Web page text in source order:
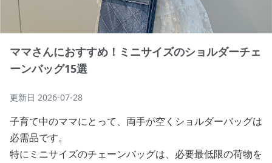
ママさんにおすすめ！ミニサイズのショルダーチェ
ーンバッグ15選
更新日 2026-07-28
子育て中のママにとって、両手が空くショルダーバッグは
必需品です。
特にミニサイズのチェーンバッグは、必要最低限の荷物を